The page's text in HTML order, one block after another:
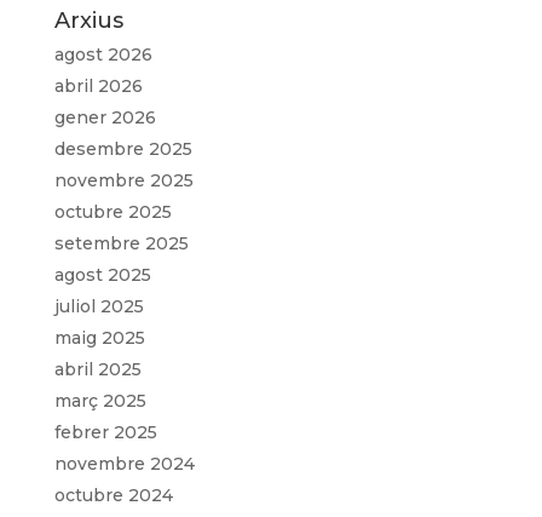
Arxius
agost 2026
abril 2026
gener 2026
desembre 2025
novembre 2025
octubre 2025
setembre 2025
agost 2025
juliol 2025
maig 2025
abril 2025
març 2025
febrer 2025
novembre 2024
octubre 2024